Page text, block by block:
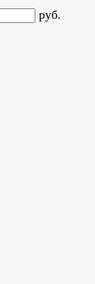
руб.